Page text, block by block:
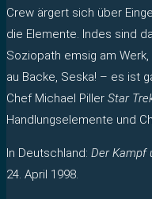
Crew ärgert sich über
die Elemente. Indes sind
Soziopath emsig am
au Backe, Seska! – es ist
Chef Michael Piller Star
Handlungselemente und
In Deutschland: Der Kampf
24. April 1998.